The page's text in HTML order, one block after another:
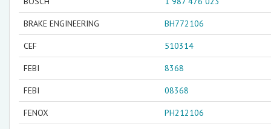
BRAKE ENGINEERING BH772106
CEF 510314
FEBI 8368
FEBI 08368
FENOX PH212106